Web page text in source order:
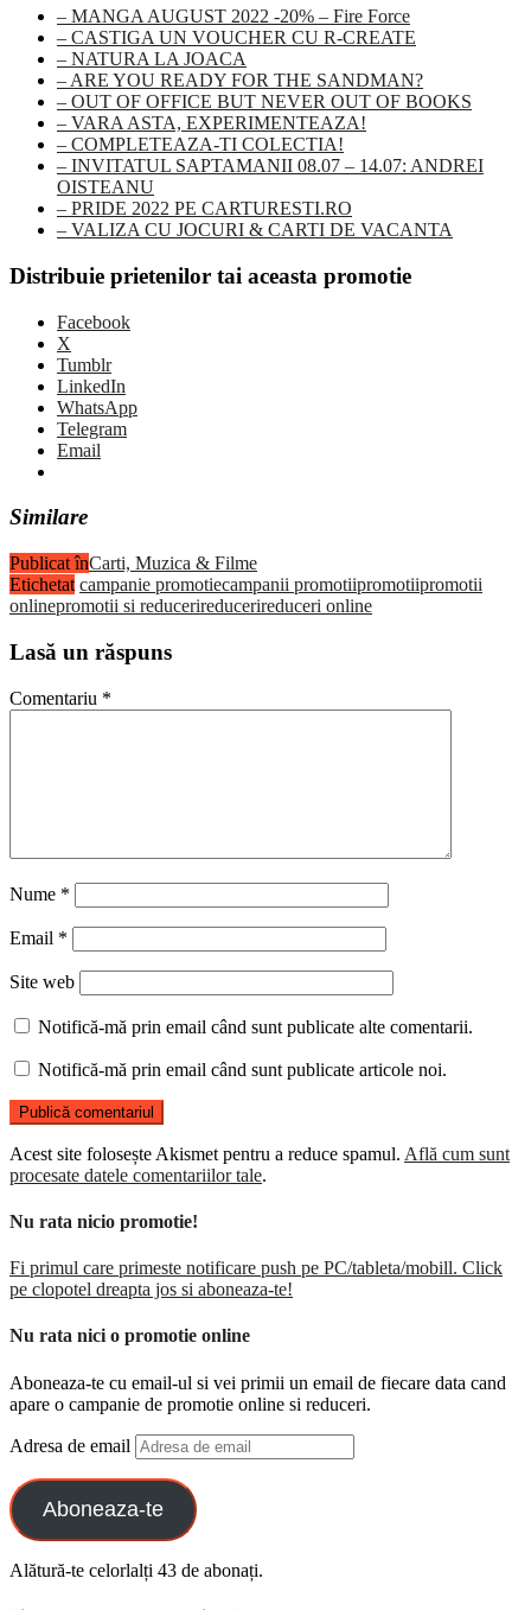
– MANGA AUGUST 2022 -20% – Fire Force
– CASTIGA UN VOUCHER CU R-CREATE
– NATURA LA JOACA
– ARE YOU READY FOR THE SANDMAN?
– OUT OF OFFICE BUT NEVER OUT OF BOOKS
– VARA ASTA, EXPERIMENTEAZA!
– COMPLETEAZA-TI COLECTIA!
– INVITATUL SAPTAMANII 08.07 – 14.07: ANDREI
OISTEANU
– PRIDE 2022 PE CARTURESTI.RO
– VALIZA CU JOCURI & CARTI DE VACANTA
Distribuie prietenilor tai aceasta promotie
Facebook
X
Tumblr
LinkedIn
WhatsApp
Telegram
Email
Similare
Publicat înCarti, Muzica & Filme
Etichetat campanie promotiecampanii promotiipromotiipromotii
onlinepromotii si reducerireducerireduceri online
Lasă un răspuns
Comentariu *
Nume *
Email *
Site web
Notifică-mă prin email când sunt publicate alte comentarii.
Notifică-mă prin email când sunt publicate articole noi.
Acest site folosește Akismet pentru a reduce spamul. Află cum sunt
procesate datele comentariilor tale.
Nu rata nicio promotie!
Fi primul care primeste notificare push pe PC/tableta/mobill. Click
pe clopotel dreapta jos si aboneaza-te!
Nu rata nici o promotie online
Aboneaza-te cu email-ul si vei primii un email de fiecare data cand
apare o campanie de promotie online si reduceri.
Adresa de email
Aboneaza-te
Alătură-te celorlalți 43 de abonați.